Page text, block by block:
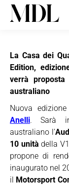
La Casa dei
Edition,
verrà
australiano
Nuova
Anelli. Sarà
australiano l’
10 unità della
propone di
inaugurato nel
il Motorsport